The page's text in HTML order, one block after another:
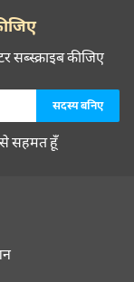
सब्स्क्राइब कीजिए
सहमत हूँ